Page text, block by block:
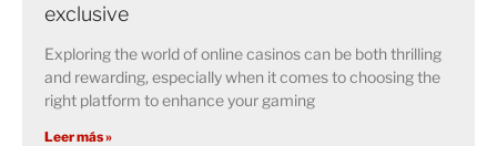
exclusive
Exploring the world of online casinos can be both thrilling
and rewarding, especially when it comes to choosing the
right platform to enhance your gaming
Leer más »